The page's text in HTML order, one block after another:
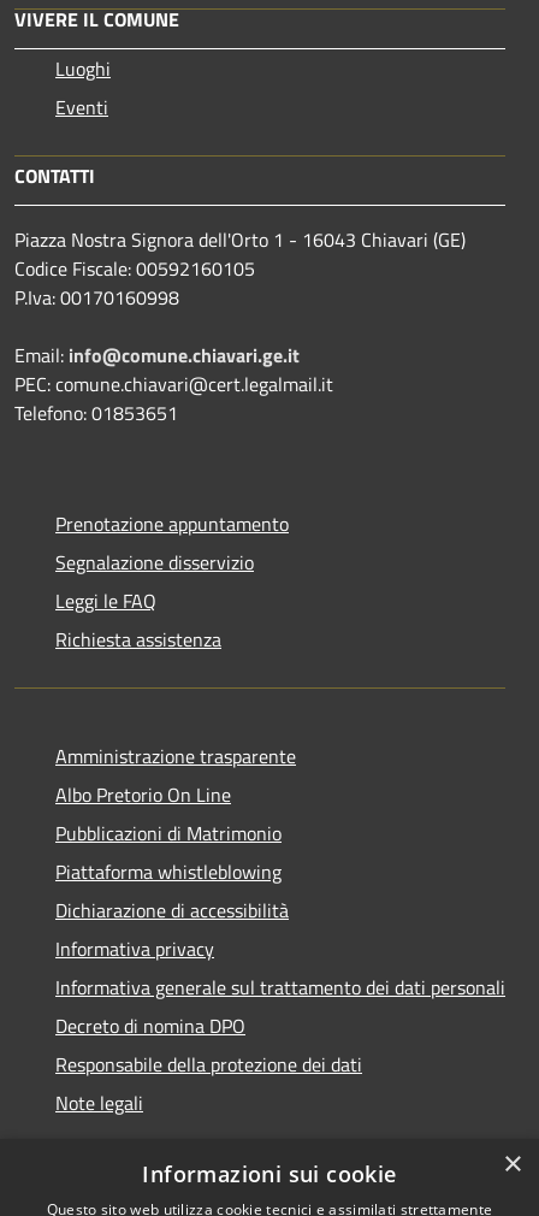
VIVERE IL COMUNE
Luoghi
Eventi
CONTATTI
Piazza Nostra Signora dell'Orto 1 - 16043 Chiavari (GE)
Codice Fiscale: 00592160105
P.Iva: 00170160998
Email: info@comune.chiavari.ge.it
PEC: comune.chiavari@cert.legalmail.it
Telefono: 01853651
Prenotazione appuntamento
Segnalazione disservizio
Leggi le FAQ
Richiesta assistenza
Amministrazione trasparente
Albo Pretorio On Line
Pubblicazioni di Matrimonio
Piattaforma whistleblowing
Dichiarazione di accessibilità
Informativa privacy
Informativa generale sul trattamento dei dati personali
Decreto di nomina DPO
Responsabile della protezione dei dati
Note legali
×
Informazioni sui cookie
Questo sito web utilizza cookie tecnici e assimilati strettamente